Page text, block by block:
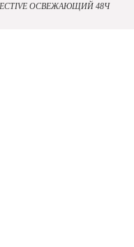
ОСВЕЖАЮЩИЙ 48Ч